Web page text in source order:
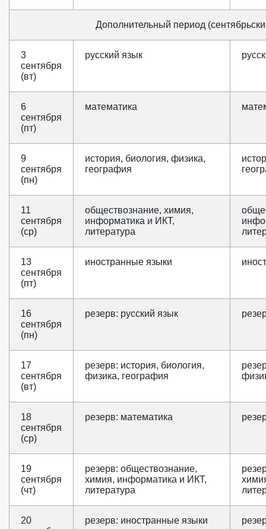
Дополнительный период
3
сентября
(вт)
русский язык
6
сентября
(пт)
математика
9
сентября
(пн)
история, биология, физика,
география
11
сентября
(ср)
обществознание, химия,
информатика и ИКТ,
литература
13
сентября
(пт)
иностранные языки
16
сентября
(пн)
резерв: русский язык
17
сентября
(вт)
резерв: история, биология,
физика, география
18
сентября
(ср)
резерв: математика
19
сентября
(чт)
резерв: обществознание,
химия, информатика и ИКТ,
литература
20
резерв: иностранные языки